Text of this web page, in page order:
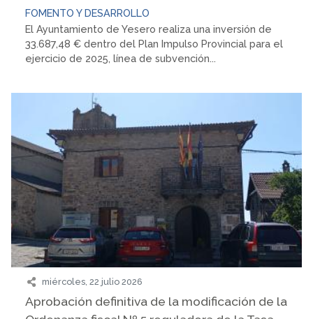
FOMENTO Y DESARROLLO
El Ayuntamiento de Yesero realiza una inversión de
33.687,48 € dentro del Plan Impulso Provincial para el
ejercicio de 2025, línea de subvención...
miércoles, 22 julio 2026
Aprobación definitiva de la modificación de la